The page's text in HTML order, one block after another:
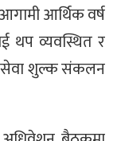
आर्थिक वर्ष
थप व्यवस्थित र
सेवा शुल्क संकलन